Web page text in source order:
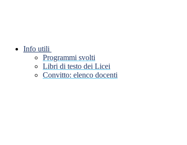
Info utili
Programmi svolti
Libri di testo dei Licei
Convitto: elenco docenti